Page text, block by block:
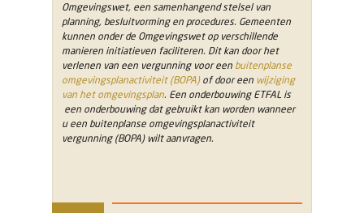
Omgevingswet, een samenhangend stelsel van
planning, besluitvorming en procedures. Gemeenten
kunnen onder de Omgevingswet op verschillende
manieren initiatieven faciliteren. Dit kan door het
verlenen van een vergunning voor een buitenplanse
omgevingsplanactiviteit (BOPA)of door een wijziging
van het omgevingsplan. Een onderbouwing ETFAL is
een onderbouwing dat gebruikt kan worden wanneer
u een buitenplanse omgevingsplanactiviteit
vergunning (BOPA) wilt aanvragen.